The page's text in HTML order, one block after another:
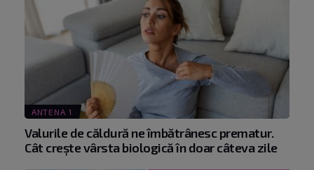
ANTENA 1
Valurile de căldură ne îmbătrânesc prematur.
Cât crește vârsta biologică în doar câteva zile